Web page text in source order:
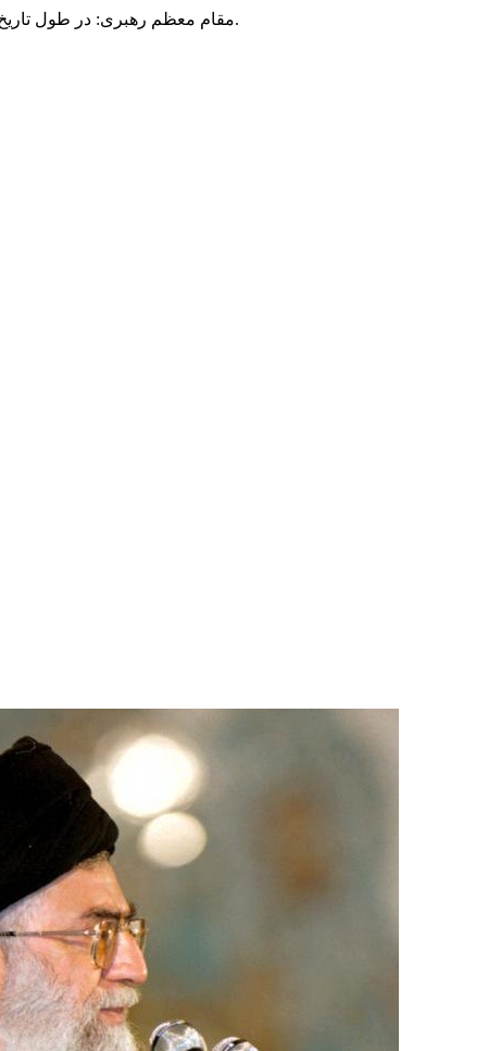
مقام معظم رهبری: در طول تاریخ، رنگ های گوناگون بر سیاست این کشور پهناور سایه افکند؛ اما رنگ ثابت مردم گیلان، رنگ ایمان بود.